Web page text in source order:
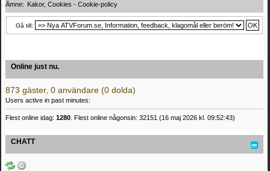
Ämne: Kakor, Cookies - Cookie-policy
Gå till:
Online just nu.
873 gäster, 0 användare (0 dolda)
Users active in past minutes:
Flest online idag: 1280. Flest online någonsin: 32151 (16 maj 2026 kl. 09:52:43)
CHATT